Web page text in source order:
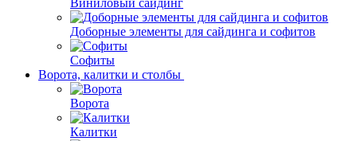
Виниловый сайдинг
Доборные элементы для сайдинга и софитов
Софиты
Ворота, калитки и столбы
Ворота
Калитки